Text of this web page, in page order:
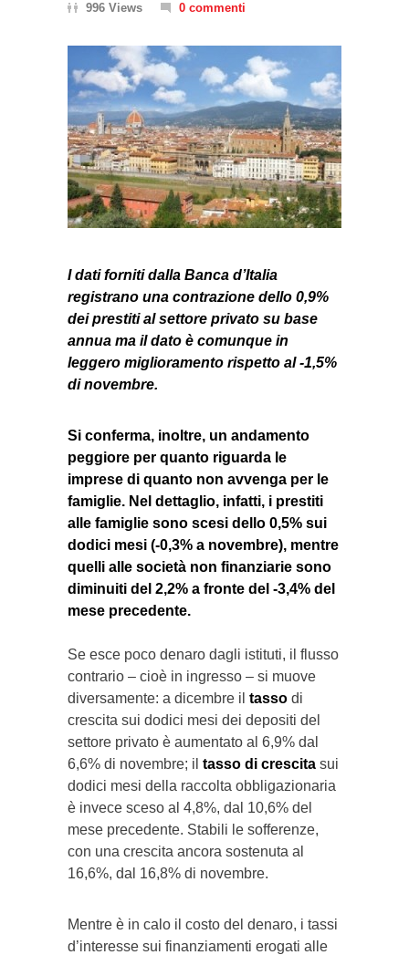
996 Views
0 commenti
I dati forniti dalla Banca d’Italia
registrano una contrazione dello 0,9%
dei prestiti al settore privato su base
annua ma il dato è comunque in
leggero miglioramento rispetto al -1,5%
di novembre.
Si conferma, inoltre, un andamento
peggiore per quanto riguarda le
imprese di quanto non avvenga per le
famiglie. Nel dettaglio, infatti, i prestiti
alle famiglie sono scesi dello 0,5% sui
dodici mesi (-0,3% a novembre), mentre
quelli alle società non finanziarie sono
diminuiti del 2,2% a fronte del -3,4% del
mese precedente.
Se esce poco denaro dagli istituti, il flusso
contrario – cioè in ingresso – si muove
diversamente: a dicembre il tasso di
crescita sui dodici mesi dei depositi del
settore privato è aumentato al 6,9% dal
6,6% di novembre; il tasso di crescita sui
dodici mesi della raccolta obbligazionaria
è invece sceso al 4,8%, dal 10,6% del
mese precedente. Stabili le sofferenze,
con una crescita ancora sostenuta al
16,6%, dal 16,8% di novembre.
Mentre è in calo il costo del denaro, i tassi
d’interesse sui finanziamenti erogati alle